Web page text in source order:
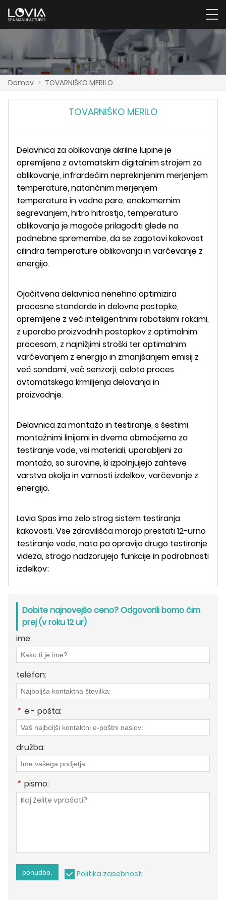
Domov > TOVARNIŠKO MERILO
TOVARNIŠKO MERILO
Delavnica za oblikovanje akrilne lupine je
opremljena z avtomatskim digitalnim strojem za
oblikovanje, infrardečim neprekinjenim merjenjem
temperature, natančnim merjenjem
temperature in vodne pare, enakomernim
segrevanjem, hitro hitrostjo, temperaturo
oblikovanja je mogoče prilagoditi glede na
podnebne spremembe, da se zagotovi kakovost
cilindra temperature oblikovanja in varčevanje z
energijo.
Ojačitvena delavnica nenehno optimizira
procesne standarde in delovne postopke,
opremljene z več inteligentnimi robotskimi rokami,
z uporabo proizvodnih postopkov z optimalnim
procesom, z najnižjimi stroški ter optimalnim
varčevanjem z energijo in zmanjšanjem emisij z
več sondami, več senzorji, celoto proces
avtomatskega krmiljenja delovanja in
proizvodnje.
Delavnica za montažo in testiranje, s šestimi
montažnimi linijami in dvema območjema za
testiranje vode, vsi materiali, uporabljeni za
montažo, so surovine, ki izpolnjujejo zahteve
varstva okolja in varnosti izdelkov, varčevanje z
energijo.
Lovia Spas ima zelo strog sistem testiranja
kakovosti. Vse zdravilišča morajo prestati 12-urno
testiranje vode, nato pa opravijo drugo testiranje
videza, strogo nadzorujejo funkcije in podrobnosti
izdelkov;
Dobite najnovejšo ceno? Odgovorili bomo čim
prej (v roku 12 ur)
ime:
telefon:
* e - pošta:
družba:
* pismo:
ponudbo. Politika zasebnosti